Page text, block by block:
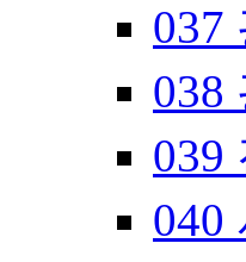
037
038
039
040